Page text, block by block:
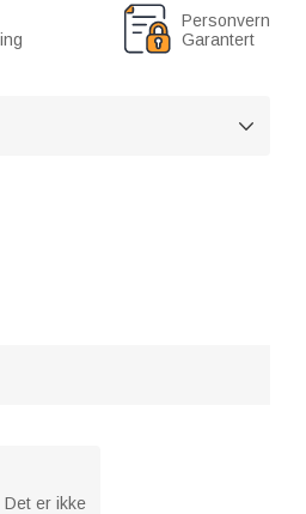
Personvern
Garantert

Det er ikke